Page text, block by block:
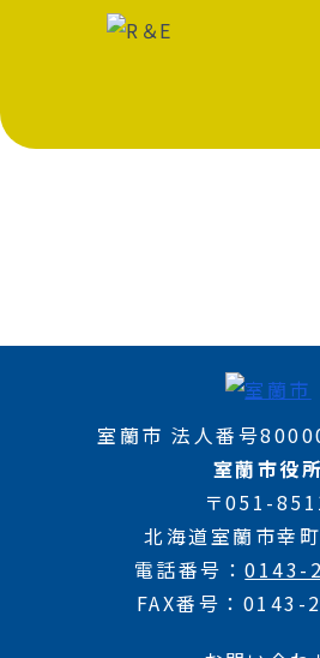
室蘭市 法人番号
室蘭市役所
〒051-
北海道室蘭市幸
電話番号
0143-
FAX番号
0143-